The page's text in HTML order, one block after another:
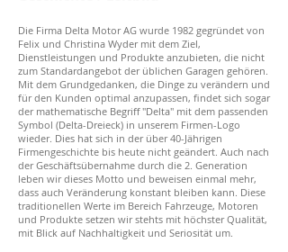
Die Firma Delta Motor AG wurde 1982 gegründet von
Felix und Christina Wyder mit dem Ziel,
Dienstleistungen und Produkte anzubieten, die nicht
zum Standardangebot der üblichen Garagen gehören.
Mit dem Grundgedanken, die Dinge zu verändern und
für den Kunden optimal anzupassen, findet sich sogar
der mathematische Begriff "Delta" mit dem passenden
Symbol (Delta-Dreieck) in unserem Firmen-Logo
wieder. Dies hat sich in der über 40-Jährigen
Firmengeschichte bis heute nicht geändert. Auch nach
der Geschäftsübernahme durch die 2. Generation
leben wir dieses Motto und beweisen einmal mehr,
dass auch Veränderung konstant bleiben kann. Diese
traditionellen Werte im Bereich Fahrzeuge, Motoren
und Produkte setzen wir stehts mit höchster Qualität,
mit Blick auf Nachhaltigkeit und Seriosität um.